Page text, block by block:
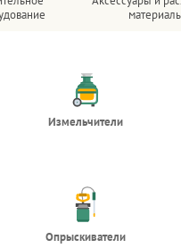
Измельчители
Опрыскиватели